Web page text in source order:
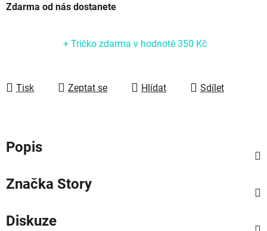
Zdarma od nás dostanete
+ Tričko zdarma v hodnotě 350 Kč
Tisk Zeptat se Hlídat Sdílet
Popis
Značka Story
Diskuze